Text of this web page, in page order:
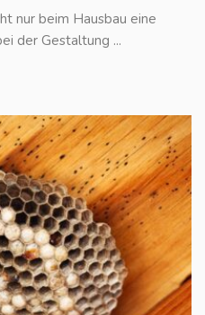
nur beim Hausbau eine
der Gestaltung ...